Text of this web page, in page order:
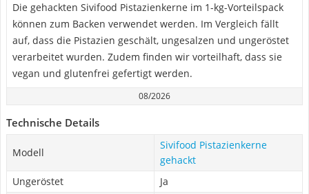
Die gehackten Sivifood Pistazienkerne im 1-kg-Vorteilspack
können zum Backen verwendet werden. Im Vergleich fällt
auf, dass die Pistazien geschält, ungesalzen und ungeröstet
verarbeitet wurden. Zudem finden wir vorteilhaft, dass sie
vegan und glutenfrei gefertigt werden.
08/2026
Technische Details
Modell
Sivifood Pistazienkerne
gehackt
Ungeröstet
Ja